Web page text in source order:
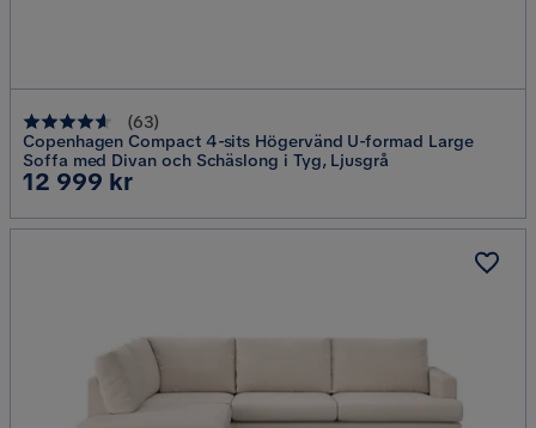
(63)
Copenhagen Compact 4-sits Högervänd U-formad Large
Soffa med Divan och Schäslong i Tyg, Ljusgrå
Pris
12 999 kr